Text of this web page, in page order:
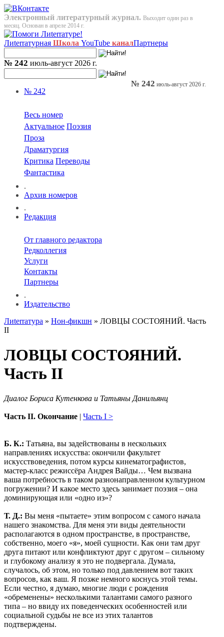
Электронный литературный журнал. Выходит один раз в
месяц. Основан в апреле 2014 г.
Лиterraтурная Школа YouTube каналПартнеры
№ 242 июль-август 2026 г.
№ 242
Весь номер
Актуальное Поэзия
Проза
Драматургия
Критика Переводы
Фантастика
.
Архив номеров
.
Редакция
От главного редактора
Редколлегия
Услуги
Контакты
Партнеры
.
Издательство
№ 242 июль-август 2026 г.
Лиterraтура » Нон-фикшн » ЛОВЦЫ СОСТОЯНИЙ. Часть
II
ЛОВЦЫ СОСТОЯНИЙ.
Часть II
Диалог Бориса Кутенкова и Татьяны Данильянц
Часть II. Окончание | Часть I >
Б. К.: Татьяна, вы задействованы в нескольких
направлениях искусства: окончили факультет
искусствоведения, потом курсы кинематографистов,
мастер-класс режиссёра Андрея Вайды… Чем вызвана
ваша потребность в таком разнонаправленном культурном
погружении? И какое место здесь занимает поэзия – она
доминирующая или «одно из»?
Т. Д.: Вы меня «пытаете» этим вопросом с самого начала
нашего знакомства. Для меня эти виды деятельности
располагаются в одном пространстве, в пространстве,
собственно, моего «я», моей сущности. Как они там друг
друга питают или конфликтуют друг с другом – сильному
и глубокому анализу я это не подвергала. Думала,
случалось, об этом, но только под давлением вот таких
вопросов, как ваш. Я позже немного коснусь этой темы.
Если честно, я думаю, многие люди с рождения
«обременены» несколькими талантами самого разного
типа – но ввиду их поведенческих особенностей или
социальной судьбы не все из этих талантов
подтверждены.